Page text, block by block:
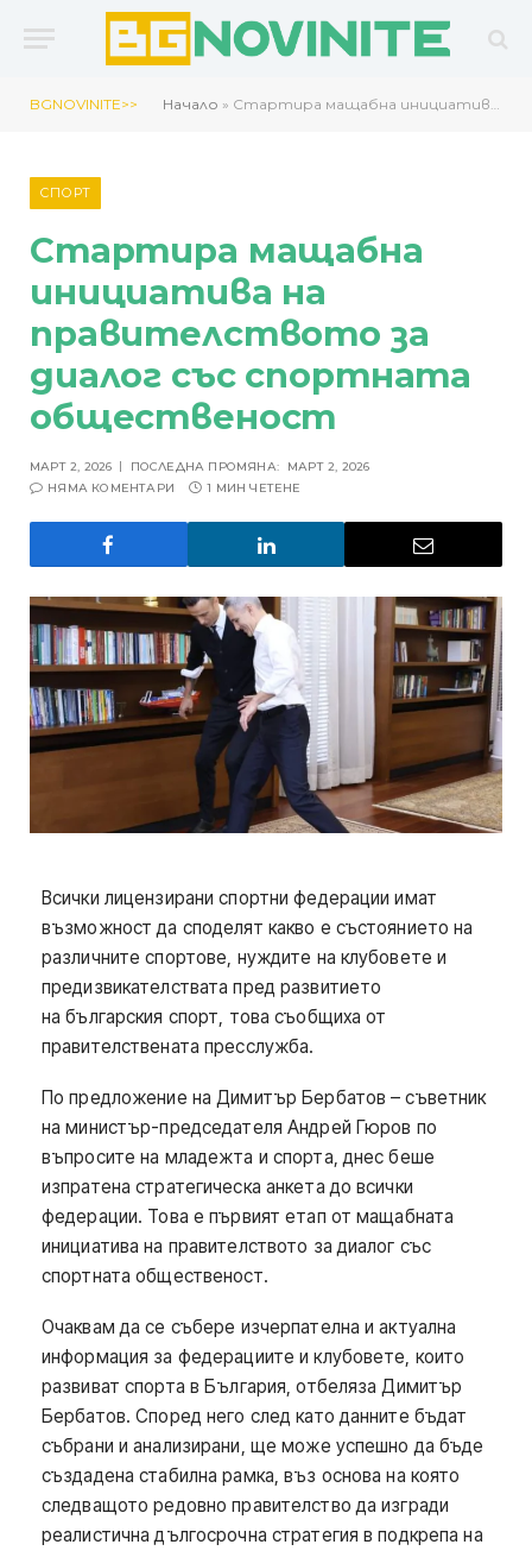
BGNOVINITE>> Начало » Стартира мащабна инициатива на правителството за диалог със спортната общественост
СПОРТ
Стартира мащабна
инициатива на
правителството за
диалог със спортната
общественост
МАРТ 2, 2026 ПОСЛЕДНА ПРОМЯНА:
МАРТ 2, 2026
НЯМА КОМЕНТАРИ
1 МИН ЧЕТЕНЕ
Всички лицензирани спортни федерации имат
възможност да споделят какво е състоянието на
различните спортове, нуждите на клубовете и
предизвикателствата пред развитието
на българския спорт, това съобщиха от
правителствената пресслужба.
По предложение на Димитър Бербатов – съветник
на министър-председателя Андрей Гюров по
въпросите на младежта и спорта, днес беше
изпратена стратегическа анкета до всички
федерации. Това е първият етап от мащабната
инициатива на правителството за диалог със
спортната общественост.
Очаквам да се събере изчерпателна и актуална
информация за федерациите и клубовете, които
развиват спорта в България, отбеляза Димитър
Бербатов. Според него след като данните бъдат
събрани и анализирани, ще може успешно да бъде
създадена стабилна рамка, въз основа на която
следващото редовно правителство да изгради
реалистична дългосрочна стратегия в подкрепа на